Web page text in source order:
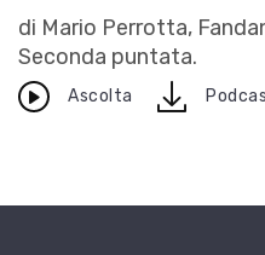
di Mario Perrotta,
Seconda puntata.
Ascolta download